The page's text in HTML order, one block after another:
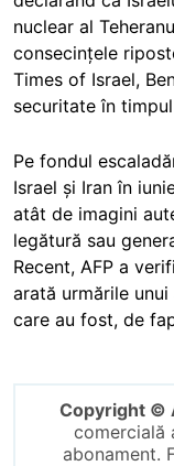
nuclear al
consecințele
Times of Israel,
securitate în
Pe fondul
Israel și Iran în
atât de imagini
legătură sau
Recent, AFP a
arată urmările
care au fost, de
Copyright ©
comercială
abonament.